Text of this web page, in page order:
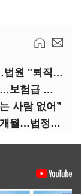
퇴직 후 형사처벌 받은 고위 공무원…법원 "퇴직수당 환수는 부당"
대법 “교통사고 후 우울증 극단 선택…보험급 지급해야”
사람 없어”
‘75억 횡령’ 홍문종, 2심서 징역 4년6개월…법정구속